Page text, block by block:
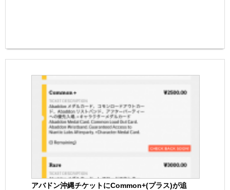
アバドン沖縄チケットにCommon+(プラス)が追